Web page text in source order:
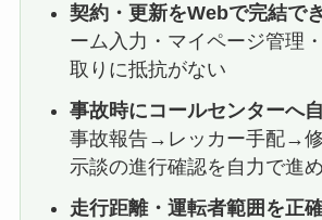
契約・更新をWebで完結で
ーム入力・マイページ管理
取りに抵抗がない
事故時にコールセンターへ
事故報告→レッカー手配→
示談の進行確認を自力で進
走行距離・運転者範囲を正